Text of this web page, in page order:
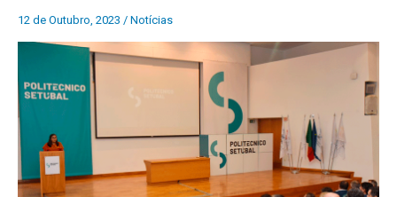
12 de Outubro, 2023 / Notícias